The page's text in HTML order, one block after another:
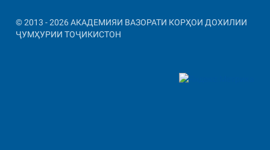
© 2013 - 2026 АКАДЕМИЯИ ВАЗОРАТИ КОРҲОИ ДОХИЛИИ
ҶУМҲУРИИ ТОҶИКИСТОН